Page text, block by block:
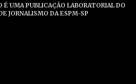
É UMA PUBLICAÇÃO LABORATORIAL DO
JORNALISMO DA ESPM-SP